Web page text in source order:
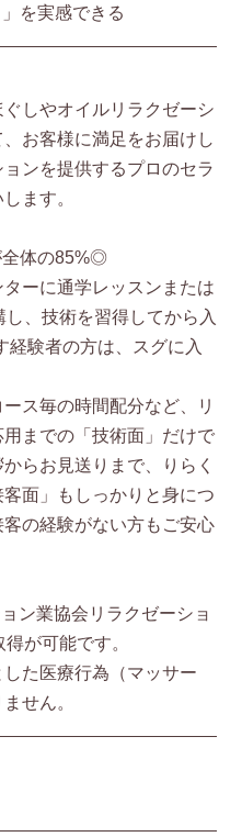
を実感できる
しやオイルリラクゼーシ
お客様に満足をお届けし
ンを提供するプロのセラ
ます。
全体の85%◎
ーに通学レッスンまたは
、技術を習得してから入
経験者の方は、スグに入
ス毎の時間配分など、リ
までの「技術面」だけで
らお見送りまで、りらく
面」もしっかりと身につ
の経験がない方もご安心
ン業協会リラクゼーショ
が可能です。
た医療行為（マッサー
せん。